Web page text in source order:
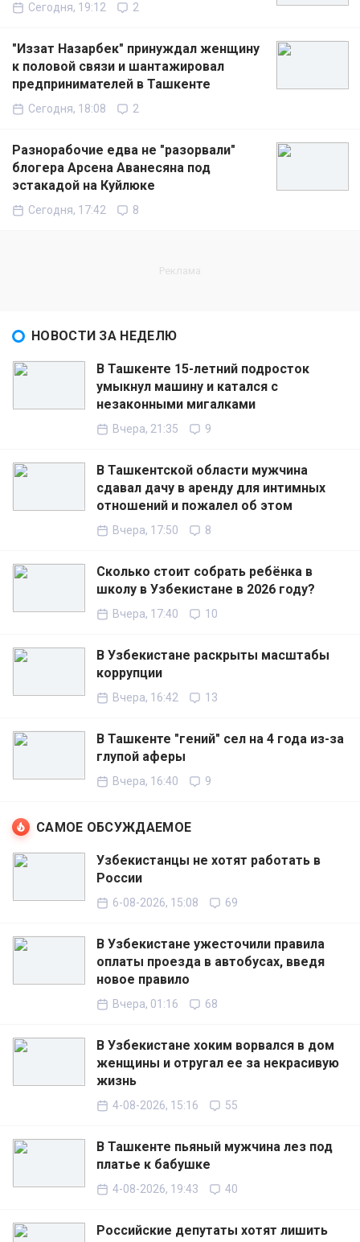
Сегодня, 19:12 2
"Иззат Назарбек" принуждал женщину
к половой связи и шантажировал
предпринимателей в Ташкенте
Сегодня, 18:08 2
Разнорабочие едва не "разорвали"
блогера Арсена Аванесяна под
эстакадой на Куйлюке
Сегодня, 17:42 8
НОВОСТИ ЗА НЕДЕЛЮ
В Ташкенте 15-летний подросток
умыкнул машину и катался с
незаконными мигалками
Вчера, 21:35 9
В Ташкентской области мужчина
сдавал дачу в аренду для интимных
отношений и пожалел об этом
Вчера, 17:50 8
Сколько стоит собрать ребёнка в
школу в Узбекистане в 2026 году?
Вчера, 17:40 10
В Узбекистане раскрыты масштабы
коррупции
Вчера, 16:42 13
В Ташкенте "гений" сел на 4 года из-за
глупой аферы
Вчера, 16:40 9
САМОЕ ОБСУЖДАЕМОЕ
Узбекистанцы не хотят работать в
России
6-08-2026, 15:08 69
В Узбекистане ужесточили правила
оплаты проезда в автобусах, введя
новое правило
Вчера, 01:16 68
В Узбекистане хоким ворвался в дом
женщины и отругал ее за некрасивую
жизнь
4-08-2026, 15:16 55
В Ташкенте пьяный мужчина лез под
платье к бабушке
4-08-2026, 19:43 40
Российские депутаты хотят лишить